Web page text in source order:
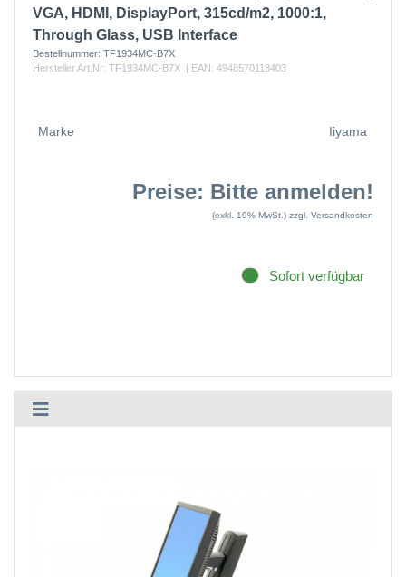
VGA, HDMI, DisplayPort, 315cd/m2, 1000:1,
Through Glass, USB Interface
Bestellnummer: TF1934MC-B7X
Hersteller Art.Nr: TF1934MC-B7X | EAN: 4948570118403
Marke Iiyama
Preise: Bitte anmelden!
(exkl. 19% MwSt.) zzgl. Versandkosten
Sofort verfügbar